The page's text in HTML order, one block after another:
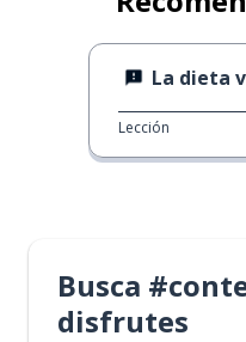
La dieta
Lección
Busca
disfrutes